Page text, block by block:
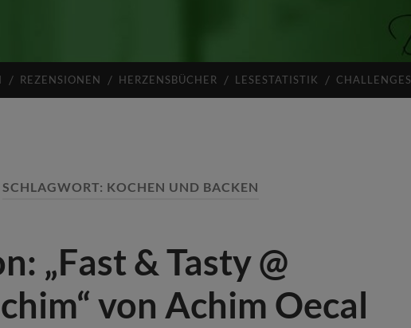
REZENSIONEN HERZENSBÜCHER LESESTATISTIK CHALLENGES
SCHLAGWORT: KOCHEN UND BACKEN
„Fast & Tasty @
von Achim Oecal